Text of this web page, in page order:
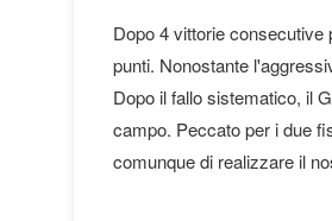
Dopo 4 vittorie consecutive
punti. Nonostante
Dopo il fallo sistematico, il
campo. Peccato per i due
comunque di realizzare il